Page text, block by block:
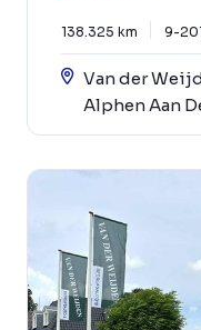
138.325 km 9-
Van der
Alphen Aan